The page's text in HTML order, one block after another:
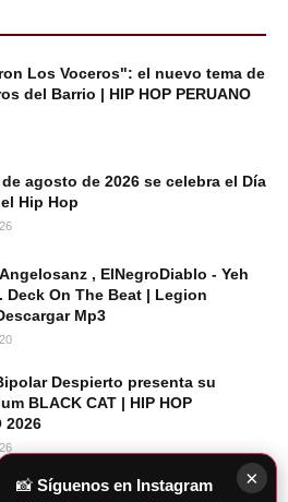
Los Voceros": el nuevo tema de
del Barrio | HIP HOP PERUANO
de agosto de 2026 se celebra el Día
Hip Hop
, ElNegroDiablo - Yeh
Deck On The Beat | Legion
Mp3
Despierto presenta su
BLACK CAT | HIP HOP
2026
"Mi Voz", su más reciente
×
📸 Síguenos en Instagram